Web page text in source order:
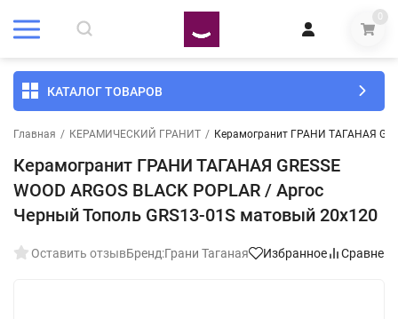
0
КАТАЛОГ ТОВАРОВ
Главная / КЕРАМИЧЕСКИЙ ГРАНИТ / Керамогранит ГРАНИ ТАГАНАЯ
Керамогранит ГРАНИ ТАГАНАЯ GRESSE
WOOD ARGOS BLACK POPLAR / Аргос
Черный Тополь GRS13-01S матовый 20x120
Оставить отзывБренд:Грани Таганая Избранное